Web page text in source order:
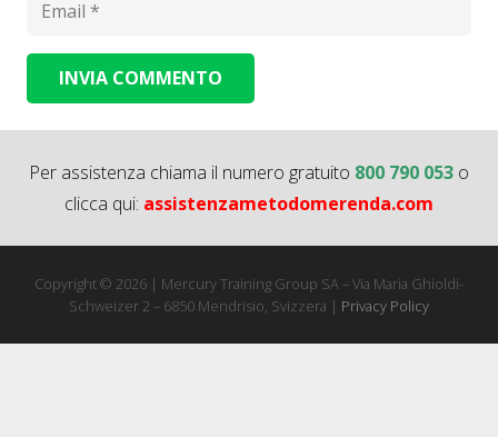
INVIA COMMENTO
Per assistenza chiama il numero gratuito 800 790 053 o
clicca qui: assistenzametodomerenda.com
Copyright © 2026 | Mercury Training Group SA – Via Maria Ghioldi-
Schweizer 2 – 6850 Mendrisio, Svizzera | Privacy Policy